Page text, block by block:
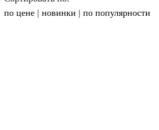
по цене | новинки | по популярности